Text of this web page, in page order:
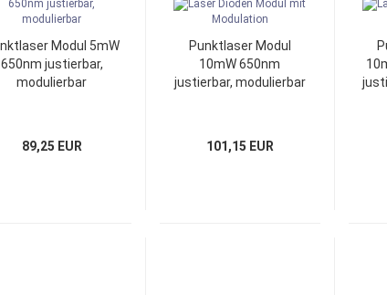
Grüne Laser Module
Infrarot IR Laser
Modul 5mW
650nm justierbar,
modulierbar
89,25 EUR
Punktlaser Modul
10mW 650nm
justierbar, modulierbar
101,15 EUR